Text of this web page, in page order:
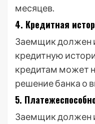
месяцев.
4. Кредитная
Заемщик должен
кредитную
кредитам может
решение банка о
5.
Заемщик должен